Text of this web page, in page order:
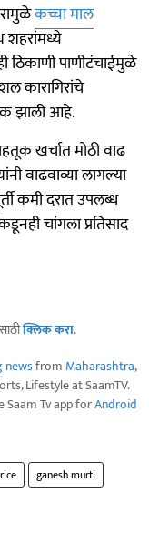
कच्चा माल
शहरांमध्ये
ठिकाणी पाणीटंचाईमुळे
कारागिरांचे
झाली आहे.
खर्चात मोठी वाढ
वाढवाव्या लागल्या
कमी दरात उपलब्ध
चांगला प्रतिसाद
क्लिक करा.
newsfrom Maharashtra,
Lifestyle at SaamTV.
Tv app forAndroid
ganesh murti